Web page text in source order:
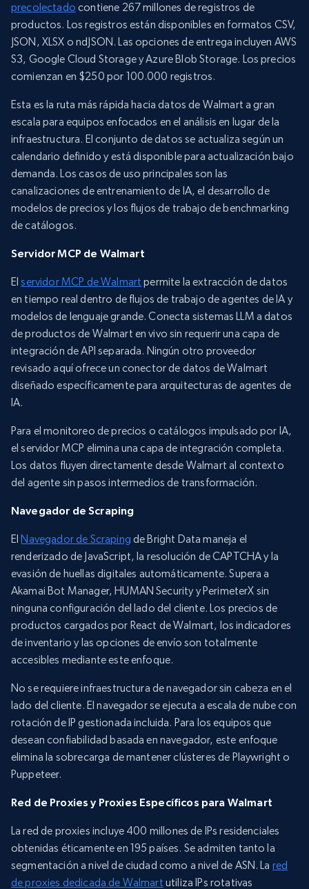
precolectado contiene 267 millones de registros de
productos. Los registros están disponibles en formatos CSV,
JSON, XLSX o ndJSON. Las opciones de entrega incluyen AWS
S3, Google Cloud Storage y Azure Blob Storage. Los precios
comienzan en $250 por 100.000 registros.
Esta es la ruta más rápida hacia datos de Walmart a gran
escala para equipos enfocados en el análisis en lugar de la
infraestructura. El conjunto de datos se actualiza según un
calendario definido y está disponible para actualización bajo
demanda. Los casos de uso principales son las
canalizaciones de entrenamiento de IA, el desarrollo de
modelos de precios y los flujos de trabajo de benchmarking
de catálogos.
Servidor MCP de Walmart
Elservidor MCP de Walmart permite la extracción de datos
en tiempo real dentro de flujos de trabajo de agentes de IA y
modelos de lenguaje grande. Conecta sistemas LLM a datos
de productos de Walmart en vivo sin requerir una capa de
integración de API separada. Ningún otro proveedor
revisado aquí ofrece un conector de datos de Walmart
diseñado específicamente para arquitecturas de agentes de
IA.
Para el monitoreo de precios o catálogos impulsado por IA,
el servidor MCP elimina una capa de integración completa.
Los datos fluyen directamente desde Walmart al contexto
del agente sin pasos intermedios de transformación.
Navegador de Scraping
El Navegador de Scraping de Bright Data maneja el
renderizado de JavaScript, la resolución de CAPTCHA y la
evasión de huellas digitales automáticamente. Supera a
Akamai Bot Manager, HUMAN Security y PerimeterX sin
ninguna configuración del lado del cliente. Los precios de
productos cargados por React de Walmart, los indicadores
de inventario y las opciones de envío son totalmente
accesibles mediante este enfoque.
No se requiere infraestructura de navegador sin cabeza en el
lado del cliente. El navegador se ejecuta a escala de nube con
rotación de IP gestionada incluida. Para los equipos que
desean confiabilidad basada en navegador, este enfoque
elimina la sobrecarga de mantener clústeres de Playwright o
Puppeteer.
Red de Proxies y Proxies Específicos para Walmart
La red de proxies incluye 400 millones de IPs residenciales
obtenidas éticamente en 195 países. Se admiten tanto la
segmentación a nivel de ciudad como a nivel de ASN. La red
de proxies dedicada de Walmart utiliza IPs rotativas